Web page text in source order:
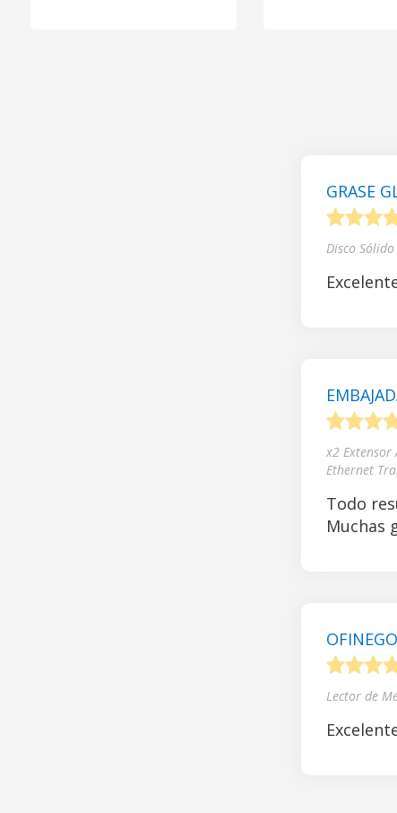
GRASE
Disco
x2 Extensor
Ethernet
Todo
Muchas
Lector de